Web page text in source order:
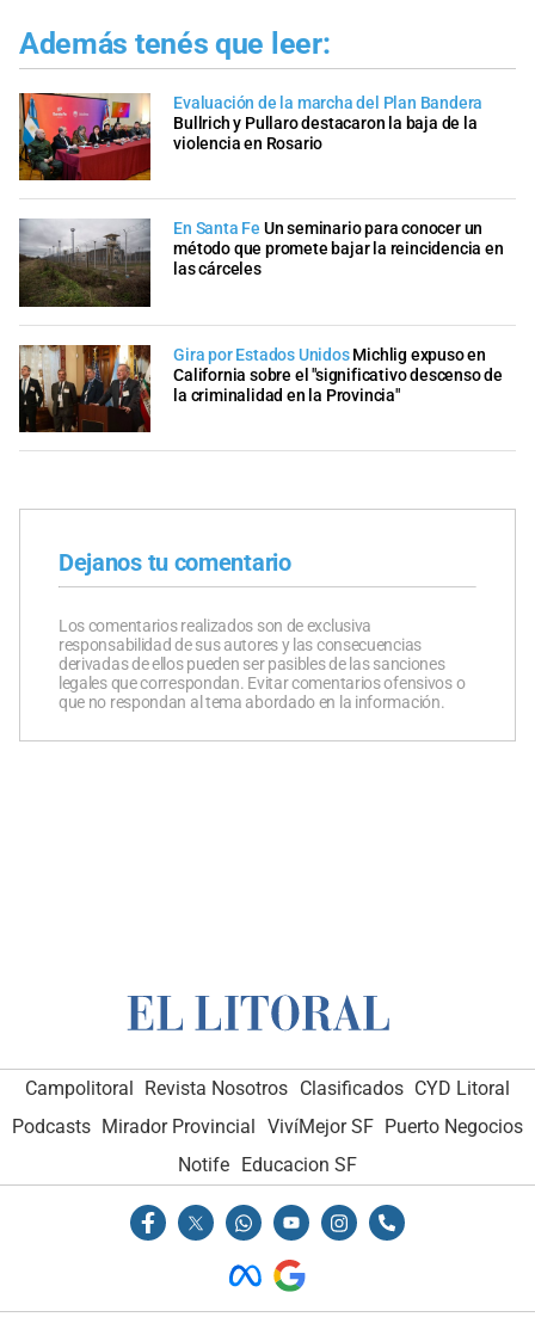
Además tenés que leer:
Evaluación de la marcha del Plan Bandera
Bullrich y Pullaro destacaron la baja de la
violencia en Rosario
En Santa Fe Un seminario para conocer un
método que promete bajar la reincidencia en
las cárceles
Gira por Estados Unidos Michlig expuso en
California sobre el "significativo descenso de
la criminalidad en la Provincia"
Dejanos tu comentario
Los comentarios realizados son de exclusiva
responsabilidad de sus autores y las consecuencias
derivadas de ellos pueden ser pasibles de las sanciones
legales que correspondan. Evitar comentarios ofensivos o
que no respondan al tema abordado en la información.
Campolitoral Revista Nosotros Clasificados CYD Litoral
Podcasts Mirador Provincial VivíMejor SF Puerto Negocios
Notife Educacion SF